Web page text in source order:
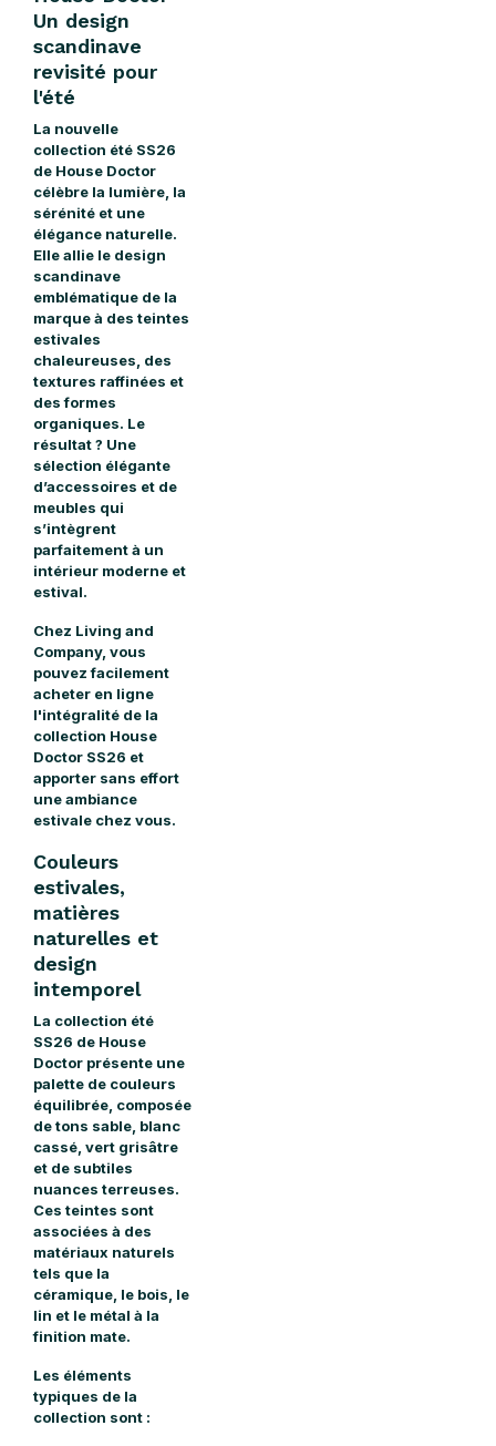
Un design
scandinave
revisité pour
l'été
La nouvelle
collection été SS26
de House Doctor
célèbre la lumière, la
sérénité et une
élégance naturelle.
Elle allie le design
scandinave
emblématique de la
marqueà des teintes
estivales
chaleureuses, des
textures raffinées et
des formes
organiques. Le
résultat ? Une
sélection élégante
d’accessoires et de
meubles qui
s’intègrent
parfaitement à un
intérieur moderne et
estival.
Chez Living and
Company, vous
pouvez facilement
acheter en ligne
l'intégralité de la
collection House
Doctor SS26 et
apporter sans effort
une ambiance
estivale chez vous.
Couleurs
estivales,
matières
naturelles et
design
intemporel
La collection été
SS26 de House
Doctor présente une
palette de couleurs
équilibrée, composée
de tons sable, blanc
cassé, vert grisâtre
et de subtiles
nuances terreuses.
Ces teintes sont
associées à des
matériaux naturels
tels que la
céramique, le bois, le
lin et le métal à la
finition mate.
Les éléments
typiques de la
collection sont :